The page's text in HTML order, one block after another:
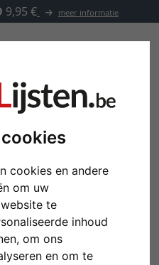
cookies en andere
om uw
te
inhoud
om ons
en om te
9,95 € meer informatie